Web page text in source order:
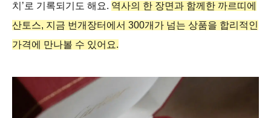
치’로 기록되기도 해요. 역사의 한 장면과 함께한 까르띠에
산토스, 지금 번개장터에서 300개가 넘는 상품을 합리적인
가격에 만나볼 수 있어요.